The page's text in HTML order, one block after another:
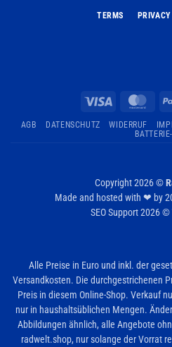
TERMS PRIVACY
AGB DATENSCHUTZ WIDERRUF
Copyright 2026 ©
Made and hosted with ❤ by
SEO Support 2026 ©
Alle Preise in Euro und inkl. der
Versandkosten. Die durchgestrichenen
Preis in diesem Online-Shop. Verkauf
nur in haushaltsüblichen Mengen.
Abbildungen ähnlich, alle Angebote
radwelt.shop, nur solange der Vorrat